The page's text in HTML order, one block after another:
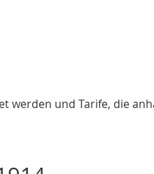
werden und Tarife, die